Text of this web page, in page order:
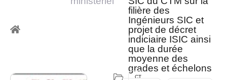
filière des
Ingénieurs SIC et
projet de décret
indiciaire ISIC ainsi
que la durée
moyenne des
grades et échelons
CT